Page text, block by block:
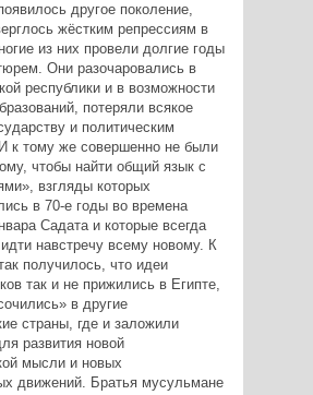
другое поколение,
жёстким репрессиям в
из них провели долгие годы
Они разочаровались в
республики и в возможности
потеряли всякое
и политическим
к тому же совершенно не были
чтобы найти общий язык с
взгляды которых
в 70-е годы во времена
Садата и которые всегда
навстречу всему новому. К
получилось, что идеи
так и не прижились в Египте,
в другие
страны, где и заложили
развития новой
мысли и новых
движений. Братья мусульмане